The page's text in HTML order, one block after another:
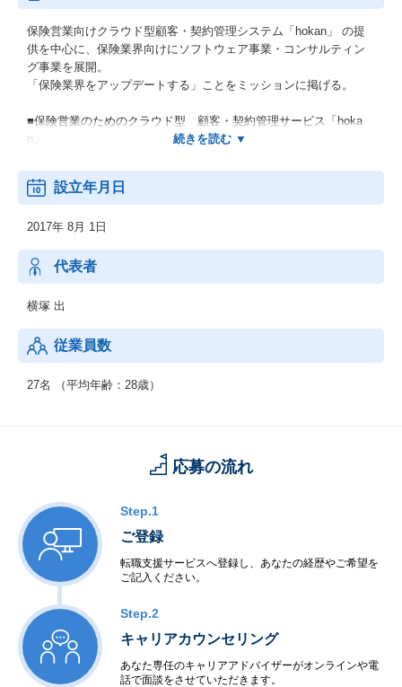
保険営業向けクラウド型顧客・契約管理システム「hokan」 の提
供を中心に、保険業界向けにソフトウェア事業・コンサルティン
グ事業を展開。
「保険業界をアップデートする」ことをミッションに掲げる。
■保険営業のためのクラウド型 顧客・契約管理サービス「hoka
n」
■保険代理店開業支援、情報サイト「保険代理店開業.com」
■InsurTechConsulting（保険事業参入に関する総合的なご相談窓
口）
設立年月日
2017年 8月 1日
代表者
横塚 出
従業員数
27名 （平均年齢：28歳）
応募の流れ
Step.1
ご登録
転職支援サービスへ登録し、あなたの経歴やご希望を
ご記入ください。
Step.2
キャリアカウンセリング
あなた専任のキャリアアドバイザーがオンラインや電
話で面談をさせていただきます。